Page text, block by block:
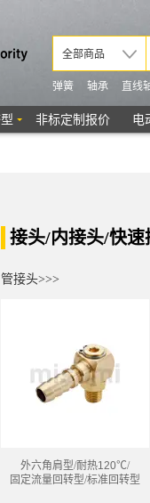
接头/内接头/快
管接头>>>
外六角肩型/耐热120℃/
固定流量回转型/标准回转型